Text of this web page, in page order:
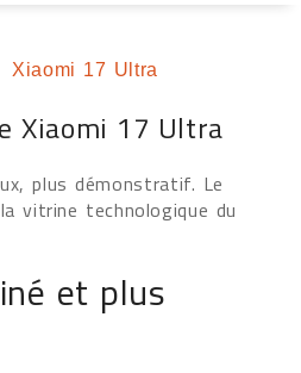
Xiaomi 17 Ultra
Xiaomi 17 Ultra
plus démonstratif. Le
vitrine technologique du
et plus